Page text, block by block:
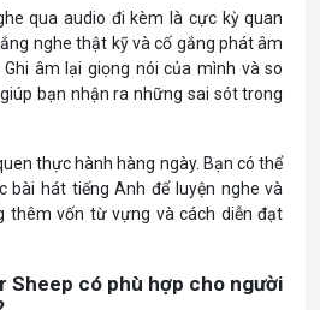
qua audio đi kèm là cực kỳ quan
nghe thật kỹ và cố gắng phát âm
âm lại giọng nói của mình và so
bạn nhận ra những sai sót trong
thực hành hàng ngày. Bạn có thể
bài hát tiếng Anh để luyện nghe và
thêm vốn từ vựng và cách diễn đạt
Sheep có phù hợp cho người